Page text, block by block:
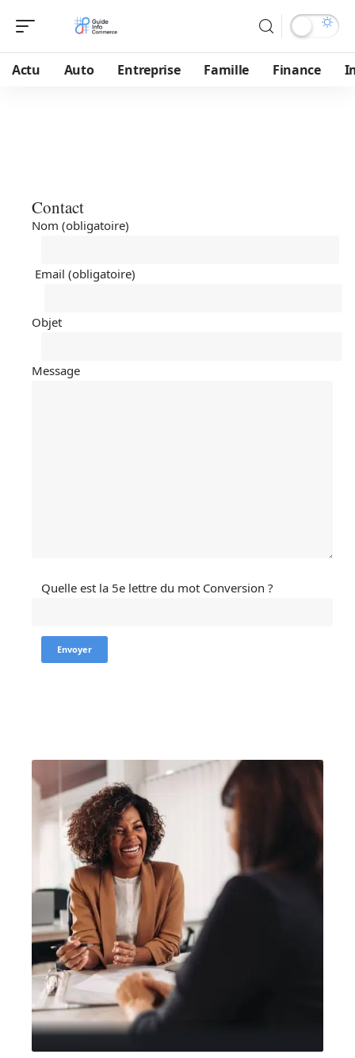
Actu Auto Entreprise Famille Finance
Contact
Nom (obligatoire)
Email (obligatoire)
Objet
Message
Quelle est la 5e lettre du mot Conversion ?